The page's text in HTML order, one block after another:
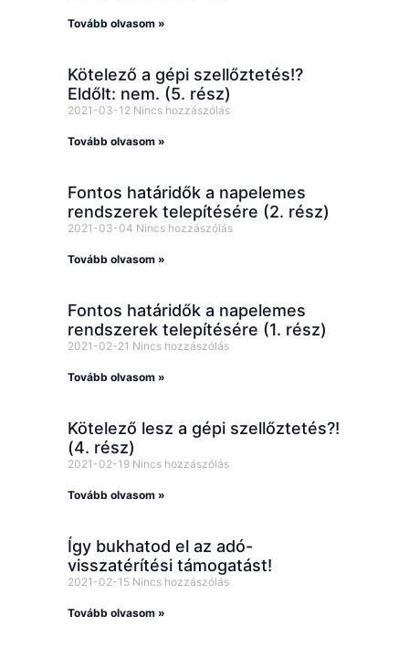
Tovább olvasom »
Kötelező a gépi szellőztetés!?
Eldőlt: nem. (5. rész)
2021-03-12 Nincs hozzászólás
Tovább olvasom »
Fontos határidők a napelemes
rendszerek telepítésére (2. rész)
2021-03-04 Nincs hozzászólás
Tovább olvasom »
Fontos határidők a napelemes
rendszerek telepítésére (1. rész)
2021-02-21 Nincs hozzászólás
Tovább olvasom »
Kötelező lesz a gépi szellőztetés?!
(4. rész)
2021-02-19 Nincs hozzászólás
Tovább olvasom »
Így bukhatod el az adó-
visszatérítési támogatást!
2021-02-15 Nincs hozzászólás
Tovább olvasom »